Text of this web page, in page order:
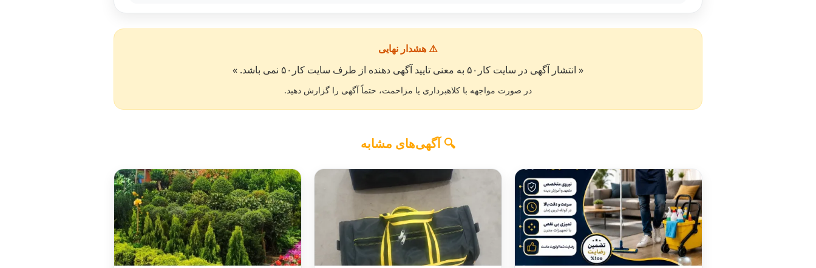
⚠️ هشدار نهایی
« انتشار آگهی در سایت کار۵۰ به معنی تایید آگهی دهنده از طرف سایت کار۵۰ نمی باشد. »
در صورت مواجهه با کلاهبرداری یا مزاحمت، حتماً آگهی را گزارش دهید.
🔍 آگهی‌های مشابه